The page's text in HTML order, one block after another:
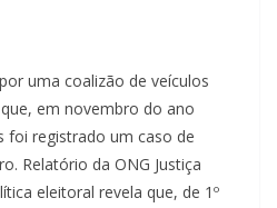
uma coalizão de veículos
em novembro do ano
foi registrado um caso de
Relatório da ONG Justiça
eleitoral revela que, de 1º